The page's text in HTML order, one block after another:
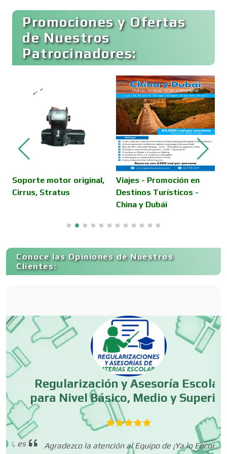
Cafeterías
Cámaras de Comercio
Camiones para Fletes
Cancelería de Aluminio
Capacitación
Carpinterías
Centros Comerciales
Centros de Espectáculos
Promociones y Ofertas
de Nuestros
Patrocinadores:
Soporte motor original,
Cirrus, Stratus
Viajes - Promoción en
Destinos Turísticos -
China y Dubái
Conoce las Opiniones de Nuestros
Clientes:
Regularización y Asesoría Escolar
para Nivel Básico, Medio y Superior
Agradezco la atención al Equipo de ¡Ya lo Encontré!